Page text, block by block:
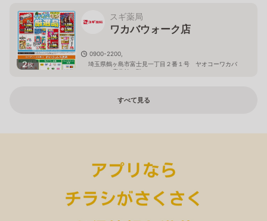
2枚
スギ薬局
ワカバウォーク店
0900-2200,
埼玉県鶴ヶ島市富士見一丁目２番１号 ヤオコーワカバ
ウォーク店北館１階
すべて見る